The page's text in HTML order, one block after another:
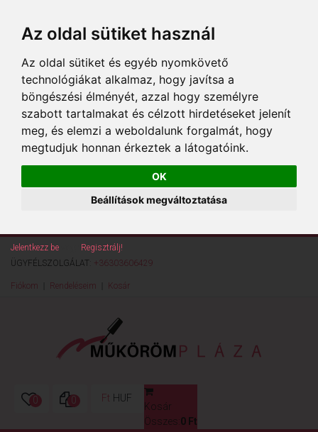
Az oldal sütiket használ
Az oldal sütiket és egyéb nyomkövető
technológiákat alkalmaz, hogy javítsa a
böngészési élményét, azzal hogy személyre
szabott tartalmakat és célzott hirdetéseket jelenít
meg, és elemzi a weboldalunk forgalmát, hogy
megtudjuk honnan érkeztek a látogatóink.
OK
Beállítások megváltoztatása
Jelentkezz be
Regisztrálj!
ÜGYFÉLSZOLGÁLAT: +36303606429
Fiókom Rendeléseim Kosár
0 0 Ft HUF
Kosár
Összes: 0 Ft